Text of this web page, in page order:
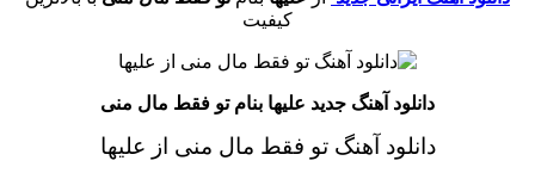
کیفیت
دانلود آهنگ جدید علیها بنام تو فقط مال منی
دانلود آهنگ تو فقط مال منی از علیها